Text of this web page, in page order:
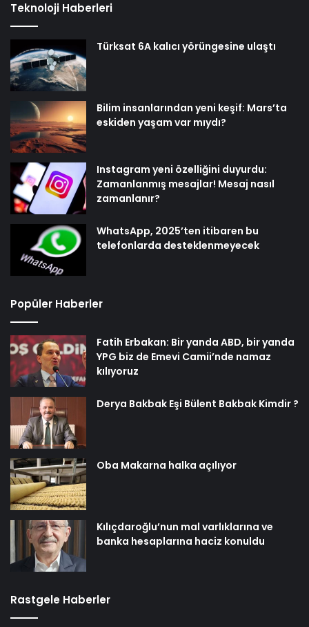
Teknoloji Haberleri
Türksat 6A kalıcı yörüngesine ulaştı
Bilim insanlarından yeni keşif: Mars’ta
eskiden yaşam var mıydı?
Instagram yeni özelliğini duyurdu:
Zamanlanmış mesajlar! Mesaj nasıl
zamanlanır?
WhatsApp, 2025’ten itibaren bu
telefonlarda desteklenmeyecek
Popüler Haberler
Fatih Erbakan: Bir yanda ABD, bir yanda
YPG biz de Emevi Camii’nde namaz
kılıyoruz
Derya Bakbak Eşi Bülent Bakbak Kimdir ?
Oba Makarna halka açılıyor
Kılıçdaroğlu’nun mal varlıklarına ve
banka hesaplarına haciz konuldu
Rastgele Haberler